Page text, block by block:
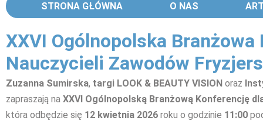
STRONA GŁÓWNA O NAS
XXVI Ogólnopolska
Nauczycieli Zawodów
Zuzanna Sumirska, targi LOOK & BEAUTY VISION oraz
zapraszają na XXVI Ogólnopolską Branżową Konferencję
która odbędzie się 12 kwietnia 2026 roku o godzinie 11:00